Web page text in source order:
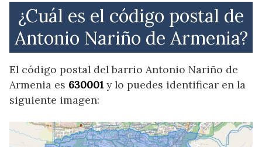
¿Cuál es el código postal de
Antonio Nariño de Armenia?
El código postal del barrio Antonio Nariño de
Armenia es 630001 y lo puedes identificar en la
siguiente imagen: